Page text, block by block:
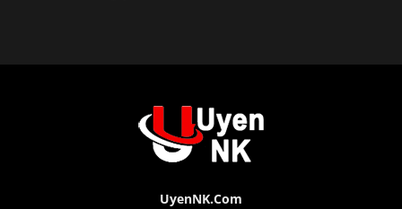
UyenNK.Com